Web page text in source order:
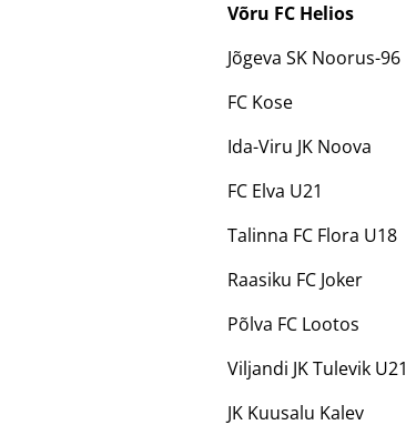
Võru FC Helios
Jõgeva SK Noorus-96
FC Kose
Ida-Viru JK Noova
FC Elva U21
Talinna FC Flora U18
Raasiku FC Joker
Põlva FC Lootos
Viljandi JK Tulevik U21
JK Kuusalu Kalev